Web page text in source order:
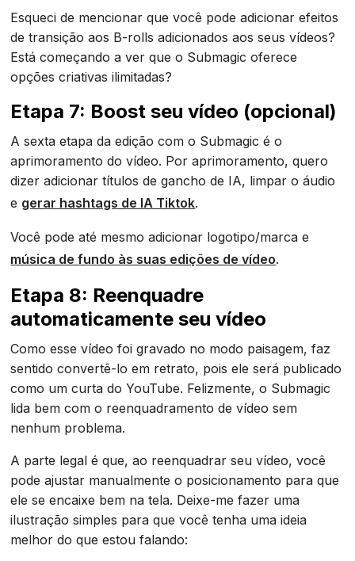
Esqueci de mencionar que você pode adicionar efeitos
de transição aos B-rolls adicionados aos seus vídeos?
Está começando a ver que o Submagic oferece
opções criativas ilimitadas?
Etapa 7: Boost seu vídeo (opcional)
A sexta etapa da edição com o Submagic é o
aprimoramento do vídeo. Por aprimoramento, quero
dizer adicionar títulos de gancho de IA, limpar o áudio
e gerar hashtags de IA Tiktok.
Você pode até mesmo adicionar logotipo/marca e
música de fundo às suas edições de vídeo.
Etapa 8: Reenquadre
automaticamente seu vídeo
Como esse vídeo foi gravado no modo paisagem, faz
sentido convertê-lo em retrato, pois ele será publicado
como um curta do YouTube. Felizmente, o Submagic
lida bem com o reenquadramento de vídeo sem
nenhum problema.
A parte legal é que, ao reenquadrar seu vídeo, você
pode ajustar manualmente o posicionamento para que
ele se encaixe bem na tela. Deixe-me fazer uma
ilustração simples para que você tenha uma ideia
melhor do que estou falando: